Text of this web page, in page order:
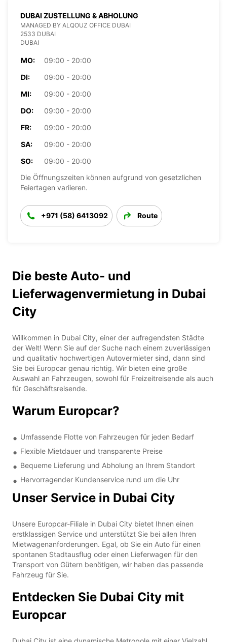
DUBAI ZUSTELLUNG & ABHOLUNG
MANAGED BY ALQOUZ OFFICE DUBAI
2533 DUBAI
DUBAI
MO:
09:00 - 20:00
DI:
09:00 - 20:00
MI:
09:00 - 20:00
DO:
09:00 - 20:00
FR:
09:00 - 20:00
SA:
09:00 - 20:00
SO:
09:00 - 20:00
Die Öffnungszeiten können aufgrund von gesetzlichen
Feiertagen variieren.
+971 (58) 6413092 Route
Die beste Auto- und
Lieferwagenvermietung in Dubai
City
Willkommen in Dubai City, einer der aufregendsten Städte
der Welt! Wenn Sie auf der Suche nach einem zuverlässigen
und qualitativ hochwertigen Autovermieter sind, dann sind
Sie bei Europcar genau richtig. Wir bieten eine große
Auswahl an Fahrzeugen, sowohl für Freizeitreisende als auch
für Geschäftsreisende.
Warum Europcar?
Umfassende Flotte von Fahrzeugen für jeden Bedarf
Flexible Mietdauer und transparente Preise
Bequeme Lieferung und Abholung an Ihrem Standort
Hervorragender Kundenservice rund um die Uhr
Unser Service in Dubai City
Unsere Europcar-Filiale in Dubai City bietet Ihnen einen
erstklassigen Service und unterstützt Sie bei allen Ihren
Mietwagenanforderungen. Egal, ob Sie ein Auto für einen
spontanen Stadtausflug oder einen Lieferwagen für den
Transport von Gütern benötigen, wir haben das passende
Fahrzeug für Sie.
Entdecken Sie Dubai City mit
Europcar